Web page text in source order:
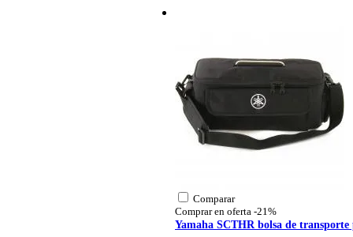
color: negro
con base de tripode
atril telescópico (en 3 partes)
regulable en altura: 66 - 130
ángulo de inclinación ajustable
se incluye bolsa de transporte
La varilla de limpieza Cascha HH
Comparar
Comprar en oferta -21%
Yamaha SCTHR bolsa de